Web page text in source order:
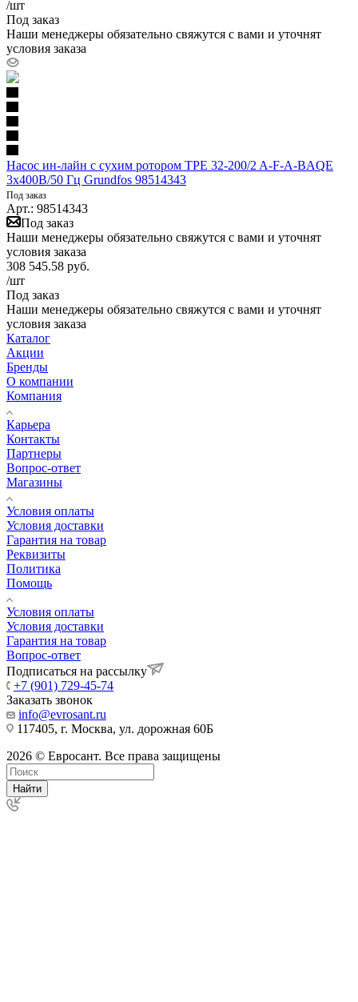
/шт
Под заказ
Наши менеджеры обязательно свяжутся с вами и уточнят
условия заказа
Насос ин-лайн с сухим ротором TPE 32-200/2 A-F-A-BAQE
3х400В/50 Гц Grundfos 98514343
Под заказ
Арт.: 98514343
Под заказ
Наши менеджеры обязательно свяжутся с вами и уточнят
условия заказа
308 545.58 руб.
/шт
Под заказ
Наши менеджеры обязательно свяжутся с вами и уточнят
условия заказа
Каталог
Акции
Бренды
О компании
Компания
Карьера
Контакты
Партнеры
Вопрос-ответ
Магазины
Условия оплаты
Условия доставки
Гарантия на товар
Реквизиты
Политика
Помощь
Условия оплаты
Условия доставки
Гарантия на товар
Вопрос-ответ
Подписаться на рассылку
+7 (901) 729-45-74
Заказать звонок
info@evrosant.ru
117405, г. Москва, ул. дорожная 60Б
2026 © Евросант. Все права защищены
Найти